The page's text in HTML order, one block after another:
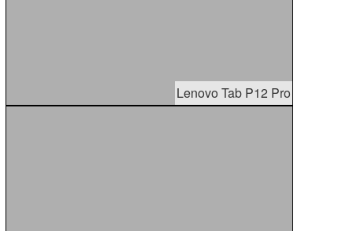
Lenovo Tab P12 Pro